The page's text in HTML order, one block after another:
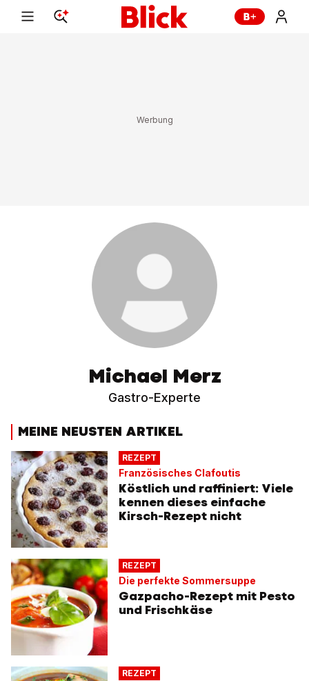
Michael Merz
Gastro-Experte
MEINE NEUSTEN ARTIKEL
REZEPT
Französisches Clafoutis
Köstlich und raffiniert: Viele
kennen dieses einfache
Kirsch-Rezept nicht
REZEPT
Die perfekte Sommersuppe
Gazpacho-Rezept mit Pesto
und Frischkäse
REZEPT